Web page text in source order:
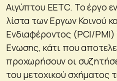
Αιγύπτου EETC. Το έργο
λίστα των Εργων Κοινού
Ενδιαφέροντος (PCI/
Ενωσης, κάτι που
προχωρήσουν οι
του μετοχικού σχήματος